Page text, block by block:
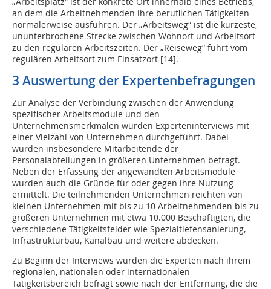
an dem die Arbeitnehmenden ihre beruflichen Tätigkeiten
normalerweise ausführen. Der „Arbeitsweg“ ist die kürzeste,
ununterbrochene Strecke zwischen Wohnort und Arbeitsort
zu den regulären Arbeitszeiten. Der „Reiseweg“ führt vom
regulären Arbeitsort zum Einsatzort [14].
3 Auswertung der Expertenbefragungen
Zur Analyse der Verbindung zwischen der Anwendung
spezifischer Arbeitsmodule und den
Unternehmensmerkmalen wurden Experteninterviews mit
einer Vielzahl von Unternehmen durchgeführt. Dabei
wurden insbesondere Mitarbeitende der
Personalabteilungen in größeren Unternehmen befragt.
Neben der Erfassung der angewandten Arbeitsmodule
wurden auch die Gründe für oder gegen ihre Nutzung
ermittelt. Die teilnehmenden Unternehmen reichten von
kleinen Unternehmen mit bis zu 10 Arbeitnehmenden bis zu
größeren Unternehmen mit etwa 10.000 Beschäftigten, die
verschiedene Tätigkeitsfelder wie Spezialtiefensanierung,
Infrastrukturbau, Kanalbau und weitere abdecken.
Zu Beginn der Interviews wurden die Experten nach ihrem
regionalen, nationalen oder internationalen
Tätigkeitsbereich befragt sowie nach der Entfernung, die die